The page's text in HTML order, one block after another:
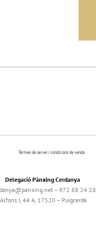
Termes de servei i condicions de venda
Delegació Pànxing Cerdanya
– 972 88 24 28
Alfons I, 44 A, 17520 – Puigcerdà